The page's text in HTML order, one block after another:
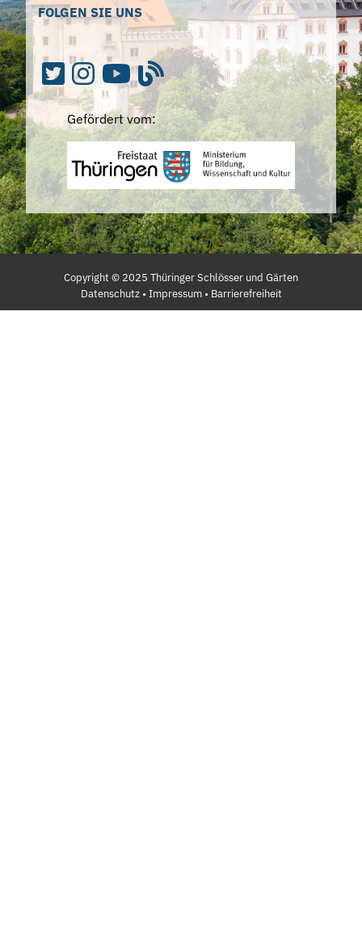
FOLGEN SIE UNS
Gefördert vom:
Copyright © 2025 Thüringer Schlösser und Gärten
Datenschutz•Impressum• Barrierefreiheit